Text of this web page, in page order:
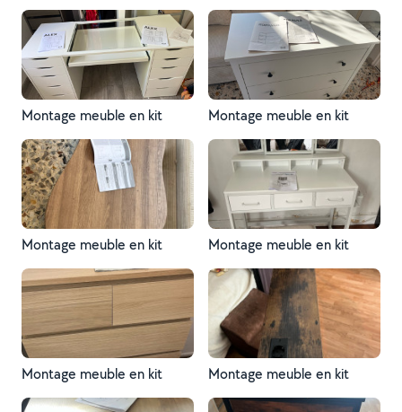
Montage meuble en kit Montage meuble en kit
Montage meuble en kit Montage meuble en kit
Montage meuble en kit Montage meuble en kit